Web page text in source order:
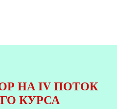
НА IV ПОТОК
КУРСА